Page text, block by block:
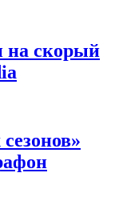
на скорый